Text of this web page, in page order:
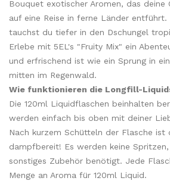
Bouquet exotischer Aromen, das deine
auf eine Reise in ferne Länder
tauchst du tiefer in den Dschungel
Erlebe mit 5EL's "Fruity Mix" ein
und erfrischend ist wie ein Sprung in
mitten im Regenwald.
Wie funktionieren die Longfill-
Die 120ml Liquidflaschen beinhalten
werden einfach bis oben mit deiner
Nach kurzem Schütteln der Flasche ist
dampfbereit! Es werden keine
sonstiges Zubehör benötigt. Jede
Menge an Aroma für 120ml Liquid.